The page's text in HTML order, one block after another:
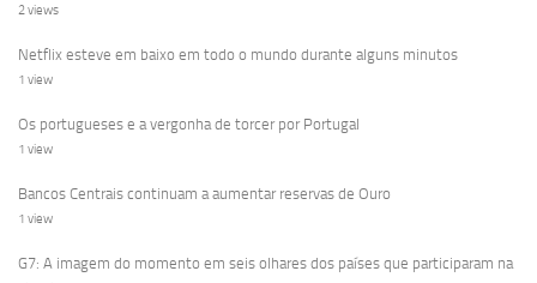
2 views
Netflix esteve em baixo em todo o mundo durante alguns minutos
1 view
Os portugueses e a vergonha de torcer por Portugal
1 view
Bancos Centrais continuam a aumentar reservas de Ouro
1 view
G7: A imagem do momento em seis olhares dos países que participaram na